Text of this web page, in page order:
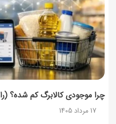
چرا موجودی کالابرگ کم شده؟
17 مرداد 1405